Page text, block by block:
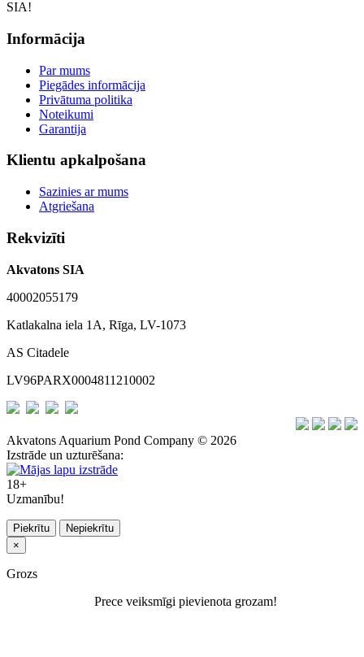
SIA!
Informācija
Par mums
Piegādes informācija
Privātuma politika
Noteikumi
Garantija
Klientu apkalpošana
Sazinies ar mums
Atgriešana
Rekvizīti
Akvatons SIA
40002055179
Katlakalna iela 1A, Rīga, LV-1073
AS Citadele
LV96PARX0004811210002
Akvatons Aquarium Pond Company © 2026
Izstrāde un uzturēšana:
18+
Uzmanību!
Piekrītu
Nepiekrītu
×
Grozs
Prece veiksmīgi pievienota grozam!